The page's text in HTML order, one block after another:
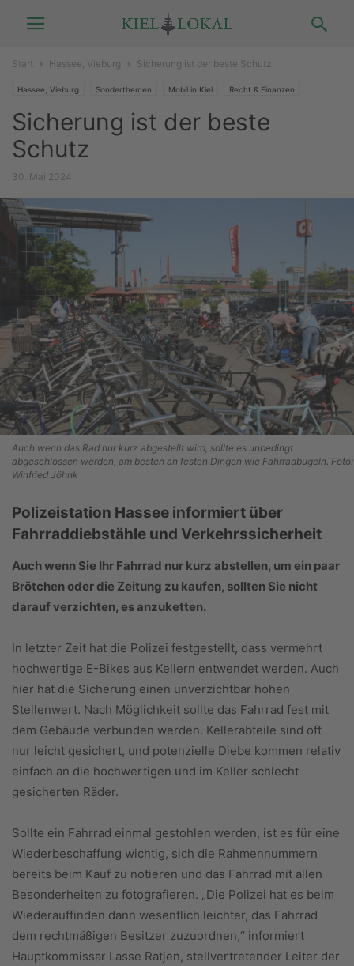
Start Hassee, Vieburg Sicherung ist der beste Schutz
Hassee, Vieburg Sonderthemen Mobil in Kiel Recht & Finanzen
Sicherung ist der beste
Schutz
30. Mai 2024
Auch wenn das Rad nur kurz abgestellt wird, sollte es unbedingt
abgeschlossen werden, am besten an festen Dingen wie Fahrradbügeln. Foto:
Winfried Jöhnk
Polizeistation Hassee informiert über
Fahrraddiebstähle und Verkehrssicherheit
Auch wenn Sie Ihr Fahrrad nur kurz abstellen, um ein paar
Brötchen oder die Zeitung zu kaufen, sollten Sie nicht
darauf verzichten, es anzuketten.
In letzter Zeit hat die Polizei festgestellt, dass vermehrt
hochwertige E-Bikes aus Kellern entwendet werden. Auch
hier hat die Sicherung einen unverzichtbar hohen
Stellenwert. Nach Möglichkeit sollte das Fahrrad fest mit
dem Gebäude verbunden werden. Kellerabteile sind oft
nur leicht gesichert, und potenzielle Diebe kommen relativ
einfach an die hochwertigen und im Keller schlecht
gesicherten Räder.
Sollte ein Fahrrad einmal gestohlen werden, ist es für eine
Wiederbeschaffung wichtig, sich die Rahmennummern
bereits beim Kauf zu notieren und das Fahrrad mit allen
Besonderheiten zu fotografieren. „Die Polizei hat es beim
Wiederauffinden dann wesentlich leichter, das Fahrrad
dem rechtmäßigen Besitzer zuzuordnen,“ informiert
Hauptkommissar Lasse Ratjen, stellvertretender Leiter der